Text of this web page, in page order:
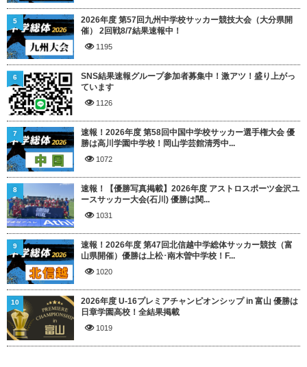
2026年度 第57回九州中学校サッカー競技大会（大分県開
催） 2回戦8/7結果速報中！
1195
5
SNS結果速報グループ参加者募集中！激アツ！盛り上がっ
ています
1126
6
速報！2026年度 第58回中国中学校サッカー選手権大会 優
勝は高川学園中学校！岡山学芸館清秀中...
1072
7
速報！【優勝写真掲載】2026年度 アストロスポーツ金沢ユ
ースサッカー大会(石川) 優勝は関...
1031
8
速報！2026年度 第47回北信越中学総体サッカー競技（富
山県開催）優勝は上松･南木曽中学校！F...
1020
9
2026年度 U-16プレミアチャンピオンシップ in 富山 優勝は
日章学園高校！全結果掲載
1019
10